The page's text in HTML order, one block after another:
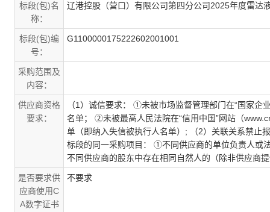
标段(包)名
称：
辽港控股（营口）有限公司第四分公司2025年度雷达
标段(包)编
号：
G1100000175222602001001
采购范围及
内容：
供应商资格
要求：
（1）诚信要求： ①未被市场监督管理部门在“国家企
名单； ②未被最高人民法院在“信用中国”网站（
单（即纳入失信被执行人名单）; （2）关联关系禁止
标段的同一采购项目： ①不同供应商的单位负责人
不同供应商的股东中存在相同自然人的（除非供应商
是否要求供
应商使用C
A数字证书
不要求